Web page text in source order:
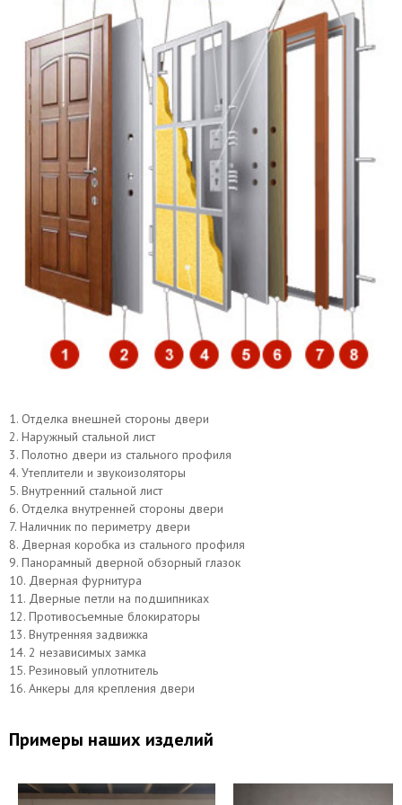
Обналичка по периметру
коробки
50×2 мм
Резиновый уплотнитель
по периметру полотна и коробки
E, D
Притворная планка
(нащельник)
полоса 16×4 мм
диаметр 20 мм
Противосъемные устройства противосъёмные блокираторы
Отделка снаружи порошковое напыление
Отделка внутри порошковое напыление
Дополнительно стеклопакет и кованая решетка
Верхний замок САМ
1. Отделка внешней стороны двери
2. Наружный стальной лист
3. Полотно двери из стального профиля
4. Утеплители и звукоизоляторы
5. Внутренний стальной лист
6. Отделка внутренней стороны двери
7. Наличник по периметру двери
8. Дверная коробка из стального профиля
9. Панорамный дверной обзорный глазок
10. Дверная фурнитура
11. Дверные петли на подшипниках
12. Противосъемные блокираторы
13. Внутренняя задвижка
14. 2 независимых замка
15. Резиновый уплотнитель
16. Анкеры для крепления двери
Примеры наших изделий